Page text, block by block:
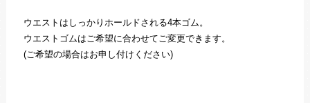
ウエストはしっかりホールドされる4本ゴム。
ウエストゴムはご希望に合わせてご変更できます。
(ご希望の場合はお申し付けください)